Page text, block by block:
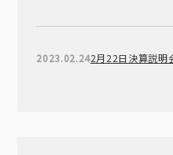
2023.02.242月22日決算説明